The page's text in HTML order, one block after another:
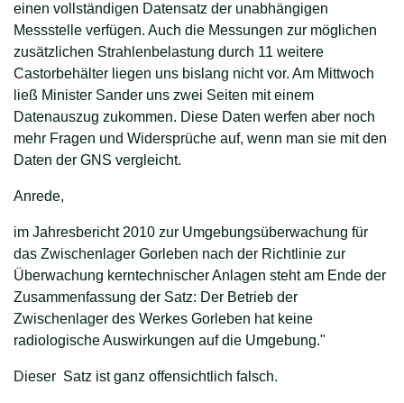
einen vollständigen Datensatz der unabhängigen
Messstelle verfügen. Auch die Messungen zur möglichen
zusätzlichen Strahlenbelastung durch 11 weitere
Castorbehälter liegen uns bislang nicht vor. Am Mittwoch
ließ Minister Sander uns zwei Seiten mit einem
Datenauszug zukommen. Diese Daten werfen aber noch
mehr Fragen und Widersprüche auf, wenn man sie mit den
Daten der GNS vergleicht.
Anrede,
im Jahresbericht 2010 zur Umgebungsüberwachung für
das Zwischenlager Gorleben nach der Richtlinie zur
Überwachung kerntechnischer Anlagen steht am Ende der
Zusammenfassung der Satz: Der Betrieb der
Zwischenlager des Werkes Gorleben hat keine
radiologische Auswirkungen auf die Umgebung."
Dieser Satz ist ganz offensichtlich falsch.